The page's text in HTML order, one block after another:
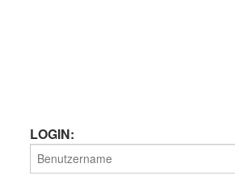
LOGIN: